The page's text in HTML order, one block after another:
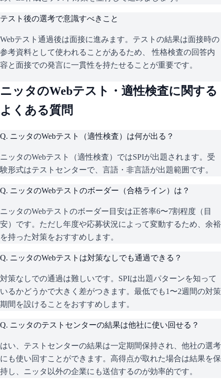
テスト後の選考で意識すべきこと
Webテスト通過後は面接に進みます。テストの結果は面接時の
参考資料として使われることがあるため、 性格検査の回答内
容と面接での発言に一貫性を持たせることが重要です。
ニッタのWebテスト・適性検査に関する
よくある質問
Q. ニッタのWebテスト（適性検査）は何が出る？
ニッタのWebテスト（適性検査）ではSPIが出題されます。受
験形式はテストセンターで、言語・非言語が出題範囲です。
Q. ニッタのWebテストのボーダー（合格ライン）は？
ニッタのWebテストのボーダー目安は正答率6〜7割程度（目
安）です。ただし年度や応募状況によって変動するため、余裕
を持った対策をおすすめします。
Q. ニッタのWebテストは対策なしでも通過できる？
対策なしでの通過は難しいです。SPIは出題パターンを知って
いるかどうかで大きく差がつきます。最低でも1〜2週間の対策
期間を設けることをおすすめします。
Q. ニッタのテストセンターの結果は他社に使い回せる？
はい、テストセンターの結果は一定期間保持され、他社の選考
にも使い回すことができます。高得点が取れた場合は結果を保
持し、ニッタ以外の企業にも送信するのが効率的です。